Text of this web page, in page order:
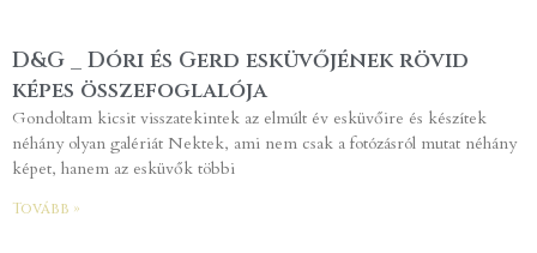
D&G _ Dóri és Gerd esküvőjének rövid
képes összefoglalója
Gondoltam kicsit visszatekintek az elmúlt év esküvőire és készítek
néhány olyan galériát Nektek, ami nem csak a fotózásról mutat néhány
képet, hanem az esküvők többi
Tovább »